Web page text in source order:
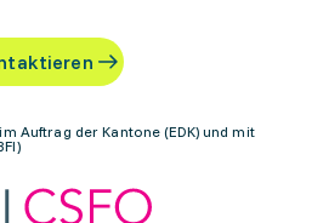
Auftrag der Kantone (EDK) und mit